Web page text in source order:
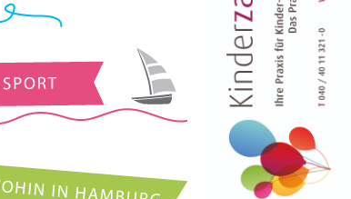
Kurse und Sport
Wohin in Hamburg